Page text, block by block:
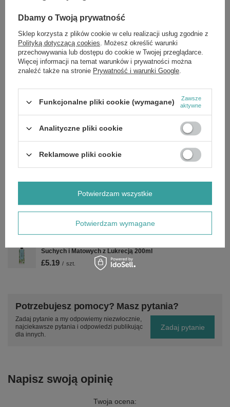
Chcesz aktywnie wzmocnić naturalną barierę hydrolipidową
swojej cery.
Poszukujesz produktu, który jest idealnym nośnikiem dla
składników aktywnych i przygotowuje skórę na dalszą
pielęgnację.
Dla osiągnięcia synergii działania i kompleksowej pielęgnacji, odkryj
również inne produkty z linii Vis Plantis Secret Garden. Zainwestuj w
Składniki: Jeśli chcesz poznać pełny skład produktu, napisz do nas,
chętnie prześlemy aktualne zdjęcie etykiety ze składem. Producenci
czasem aktualizują receptury, dlatego zapewniamy dostęp do
najbardziej aktualnych danych.
Zobacz również
Suchych i Matowych z Lukrecją 200ml
£5.19 / szt.
Potrzebujesz pomocy? Masz pytania?
Zadaj pytanie a my odpowiemy niezwłocznie,
najciekawsze pytania i odpowiedzi publikując
dla innych.
Zadaj pytanie
Napisz swoją opinię
Twoja ocena:
Dbamy o Twoją prywatność
Sklep korzysta z plików cookie w celu realizacji usług zgodnie z
Polityką dotyczącą cookies. Możesz określić warunki
przechowywania lub dostępu do cookie w Twojej przeglądarce.
Więcej informacji na temat warunków i prywatności można
znaleźć także na stronie Prywatność i warunki Google.
Funkcjonalne pliki cookie (wymagane)
Zawsze
aktywne
Analityczne pliki cookie
Reklamowe pliki cookie
Potwierdzam wymagane
Potwierdzam wszystkie